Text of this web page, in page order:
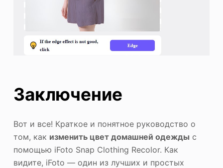
Заключение
Вот и все! Краткое и понятное руководство о
том, как изменить цвет домашней одежды с
помощью iFoto Snap Clothing Recolor. Как
видите, iFoto — один из лучших и простых